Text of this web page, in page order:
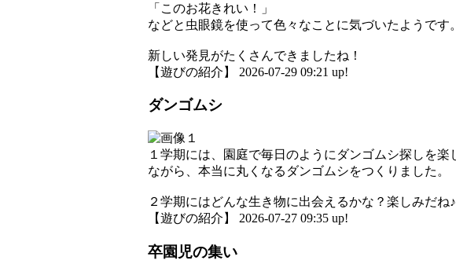
「このお花きれい！」
などと虫眼鏡を使って色々なことに気づいたようです。
新しい発見がたくさんできましたね！
【遊びの紹介】 2026-07-29 09:21 up!
ダンゴムシ
１学期には、園庭で毎日のようにダンゴムシ探しを
ながら、本当に丸くなるダンゴムシをつくりました。
２学期にはどんな生き物に出会えるかな？楽しみだね♪
【遊びの紹介】 2026-07-27 09:35 up!
卒園児の集い